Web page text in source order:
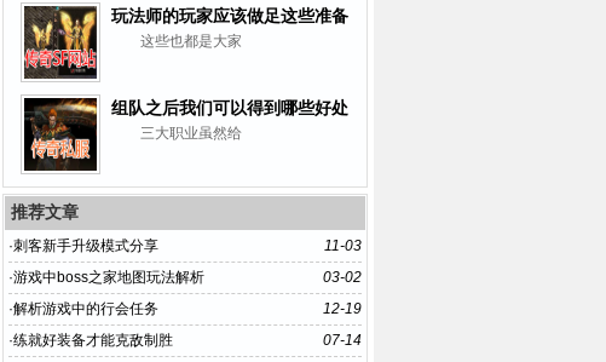
玩法师的玩家应该做足这些准备
这些也都是大家
组队之后我们可以得到哪些好处
三大职业虽然给
推荐文章
11-03
·刺客新手升级模式分享
03-02
·游戏中boss之家地图玩法解析
12-19
·解析游戏中的行会任务
07-14
·练就好装备才能克敌制胜